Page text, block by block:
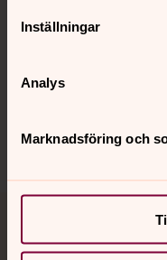
Inställningar
Analys
Marknadsföring och
Hitta snabbt
Sociala kanaler
Jourhavande